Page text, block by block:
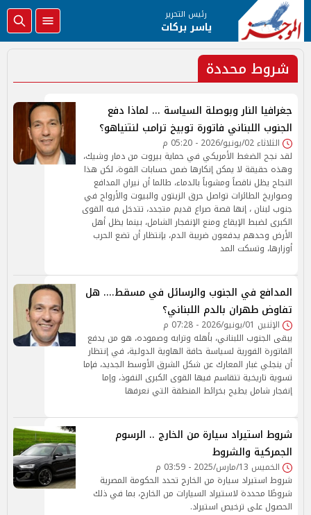
رئيس التحرير
ياسر بركات
شروط محددة
جغرافيا النار وبوصلة السياسة ... لماذا دفع
الجنوب اللبناني فاتورة توبيخ ترامب لنتنياهو؟
الثلاثاء 02/يونيو/2026 - 05:20 م
لقد نجح الضغط الأمريكي في حماية بيروت من دمار وشيك،
وهذه حقيقة لا يمكن إنكارها ضمن حسابات القوة، لكن هذا
النجاح يظل ناقصاً ومشوباً بالدماء، طالما أن نيران المدافع
وصواريخ الطائرات تواصل حرق الزيتون والبيوت والأرواح في
جنوب لبنان ، إنها قصة صراع قديم متجدد، تتدخل فيه القوى
الكبرى لضبط الإيقاع ومنع الإنفجار الشامل، بينما يظل أهل
الأرض وحدهم يدفعون ضريبة الدم، بإنتظار أن تضع الحرب
أوزارها، وتسكت المد
المدافع في الجنوب والرسائل في مسقط.... هل
تفاوض طهران بالدم اللبناني؟
الإثنين 01/يونيو/2026 - 07:28 م
يبقى الجنوب اللبناني، بأهله وترابه وصموده، هو من يدفع
الفاتورة الفورية لسياسة حافة الهاوية الدولية، في إنتظار
أن ينجلي غبار المعارك عن شكل الشرق الأوسط الجديد، فإما
تسوية تاريخية تتقاسم فيها القوى الكبرى النفوذ، وإما
إنفجار شامل يطيح بخرائط المنطقة التي نعرفها
شروط استيراد سيارة من الخارج .. الرسوم
الجمركية والشروط
الخميس 13/مارس/2025 - 03:59 م
شروط استيراد سيارة من الخارج تحدد الحكومة المصرية
شروطًا محددة لاستيراد السيارات من الخارج، بما في ذلك
الحصول على ترخيص استيراد.